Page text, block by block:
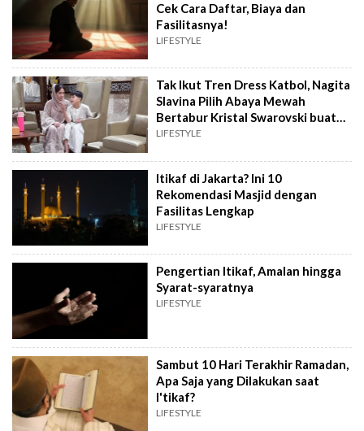
Cek Cara Daftar, Biaya dan
Fasilitasnya!
LIFESTYLE
Tak Ikut Tren Dress Katbol, Nagita
Slavina Pilih Abaya Mewah
Bertabur Kristal Swarovski buat
Itikaf
LIFESTYLE
Itikaf di Jakarta? Ini 10
Rekomendasi Masjid dengan
Fasilitas Lengkap
LIFESTYLE
Pengertian Itikaf, Amalan hingga
Syarat-syaratnya
LIFESTYLE
Sambut 10 Hari Terakhir Ramadan,
Apa Saja yang Dilakukan saat
I'tikaf?
LIFESTYLE